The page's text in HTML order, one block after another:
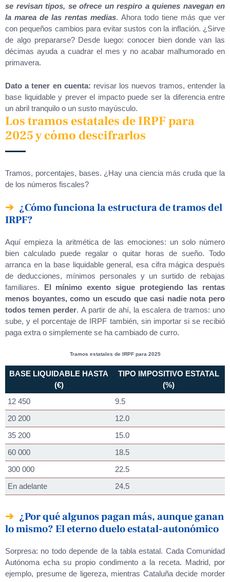
se revisan tipos, se ofrece un respiro a quienes navegan en
la marea de las rentas medias. Ahora todo tiene más que ver
con pequeños cambios para evitar sustos con la inflación. ¿Sirve
de algo prepararse? Desde luego: conocer bien donde van las
décimas ayuda a cuadrar el mes y no acabar malhumorado en
primavera.
Dato a tener en cuenta: revisar los nuevos tramos, entender la
base liquidable y prever el impacto puede ser la diferencia entre
un abril tranquilo o un susto mayúsculo.
Los tramos estatales de IRPF para
2025 y cómo descifrarlos
Tramos, porcentajes, bases. ¿Hay una ciencia más cruda que la
de los números fiscales?
¿Cómo funciona la estructura de tramos del
IRPF?
Aquí empieza la aritmética de las emociones: un solo número
bien calculado puede regalar o quitar horas de sueño. Todo
arranca en la base liquidable general, esa cifra mágica después
de deducciones, mínimos personales y un surtido de rebajas
familiares. El mínimo exento sigue protegiendo las rentas
menos boyantes, como un escudo que casi nadie nota pero
todos temen perder. A partir de ahí, la escalera de tramos: uno
sube, y el porcentaje de IRPF también, sin importar si se recibió
paga extra o simplemente se ha cambiado de curro.
Tramos estatales de IRPF para 2025
BASE LIQUIDABLE HASTA
(€)
TIPO IMPOSITIVO ESTATAL
(%)
12 450
9.5
20 200
12.0
35 200
15.0
60 000
18.5
300 000
22.5
En adelante
24.5
¿Por qué algunos pagan más, aunque ganan
lo mismo? El eterno duelo estatal-autonómico
Sorpresa: no todo depende de la tabla estatal. Cada Comunidad
Autónoma echa su propio condimento a la receta. Madrid, por
ejemplo, presume de ligereza, mientras Cataluña decide morder